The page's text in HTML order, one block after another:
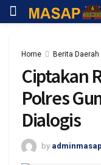
Home Berita Daerah
Ciptakan
Polres
Dialogis
by adminmasap